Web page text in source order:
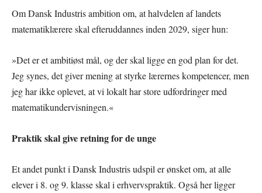
Om Dansk Industris ambition om, at halvdelen af landets
matematiklærere skal efteruddannes inden 2029, siger hun:
»Det er et ambitiøst mål, og der skal ligge en god plan for det.
Jeg synes, det giver mening at styrke lærernes kompetencer, men
jeg har ikke oplevet, at vi lokalt har store udfordringer med
matematikundervisningen.«
Praktik skal give retning for de unge
Et andet punkt i Dansk Industris udspil er ønsket om, at alle
elever i 8. og 9. klasse skal i erhvervspraktik. Også her ligger